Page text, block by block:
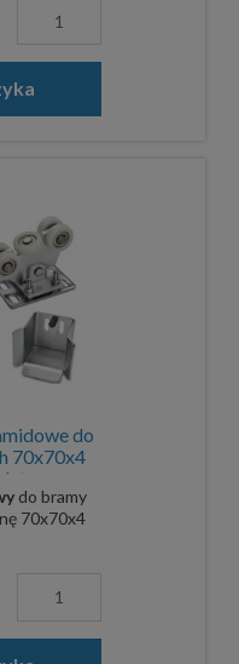
do
70x70x4
do bramy
70x70x4